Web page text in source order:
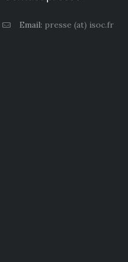
Email: presse (at) isoc.fr